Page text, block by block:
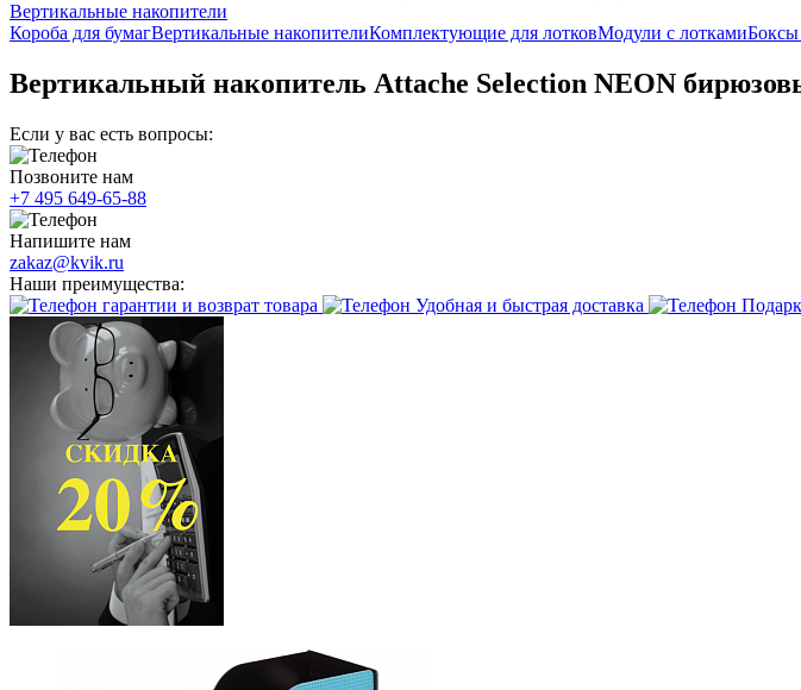
Вертикальные накопители
Короба для бумагВертикальные накопителиКомплектующие для лотковМодули с лотками
Вертикальный накопитель Attache Selection NEON
Если у вас есть вопросы:
Позвоните нам
+7 495 649-65-88
Напишите нам
zakaz@kvik.ru
Наши преимущества:
гарантии и возврат товара
Удобная и быстрая доставка